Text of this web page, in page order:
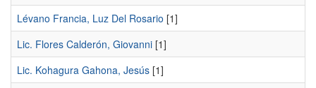
Lévano Francia, Luz Del Rosario [1]
Lic. Flores Calderón, Giovanni [1]
Lic. Kohagura Gahona, Jesús [1]